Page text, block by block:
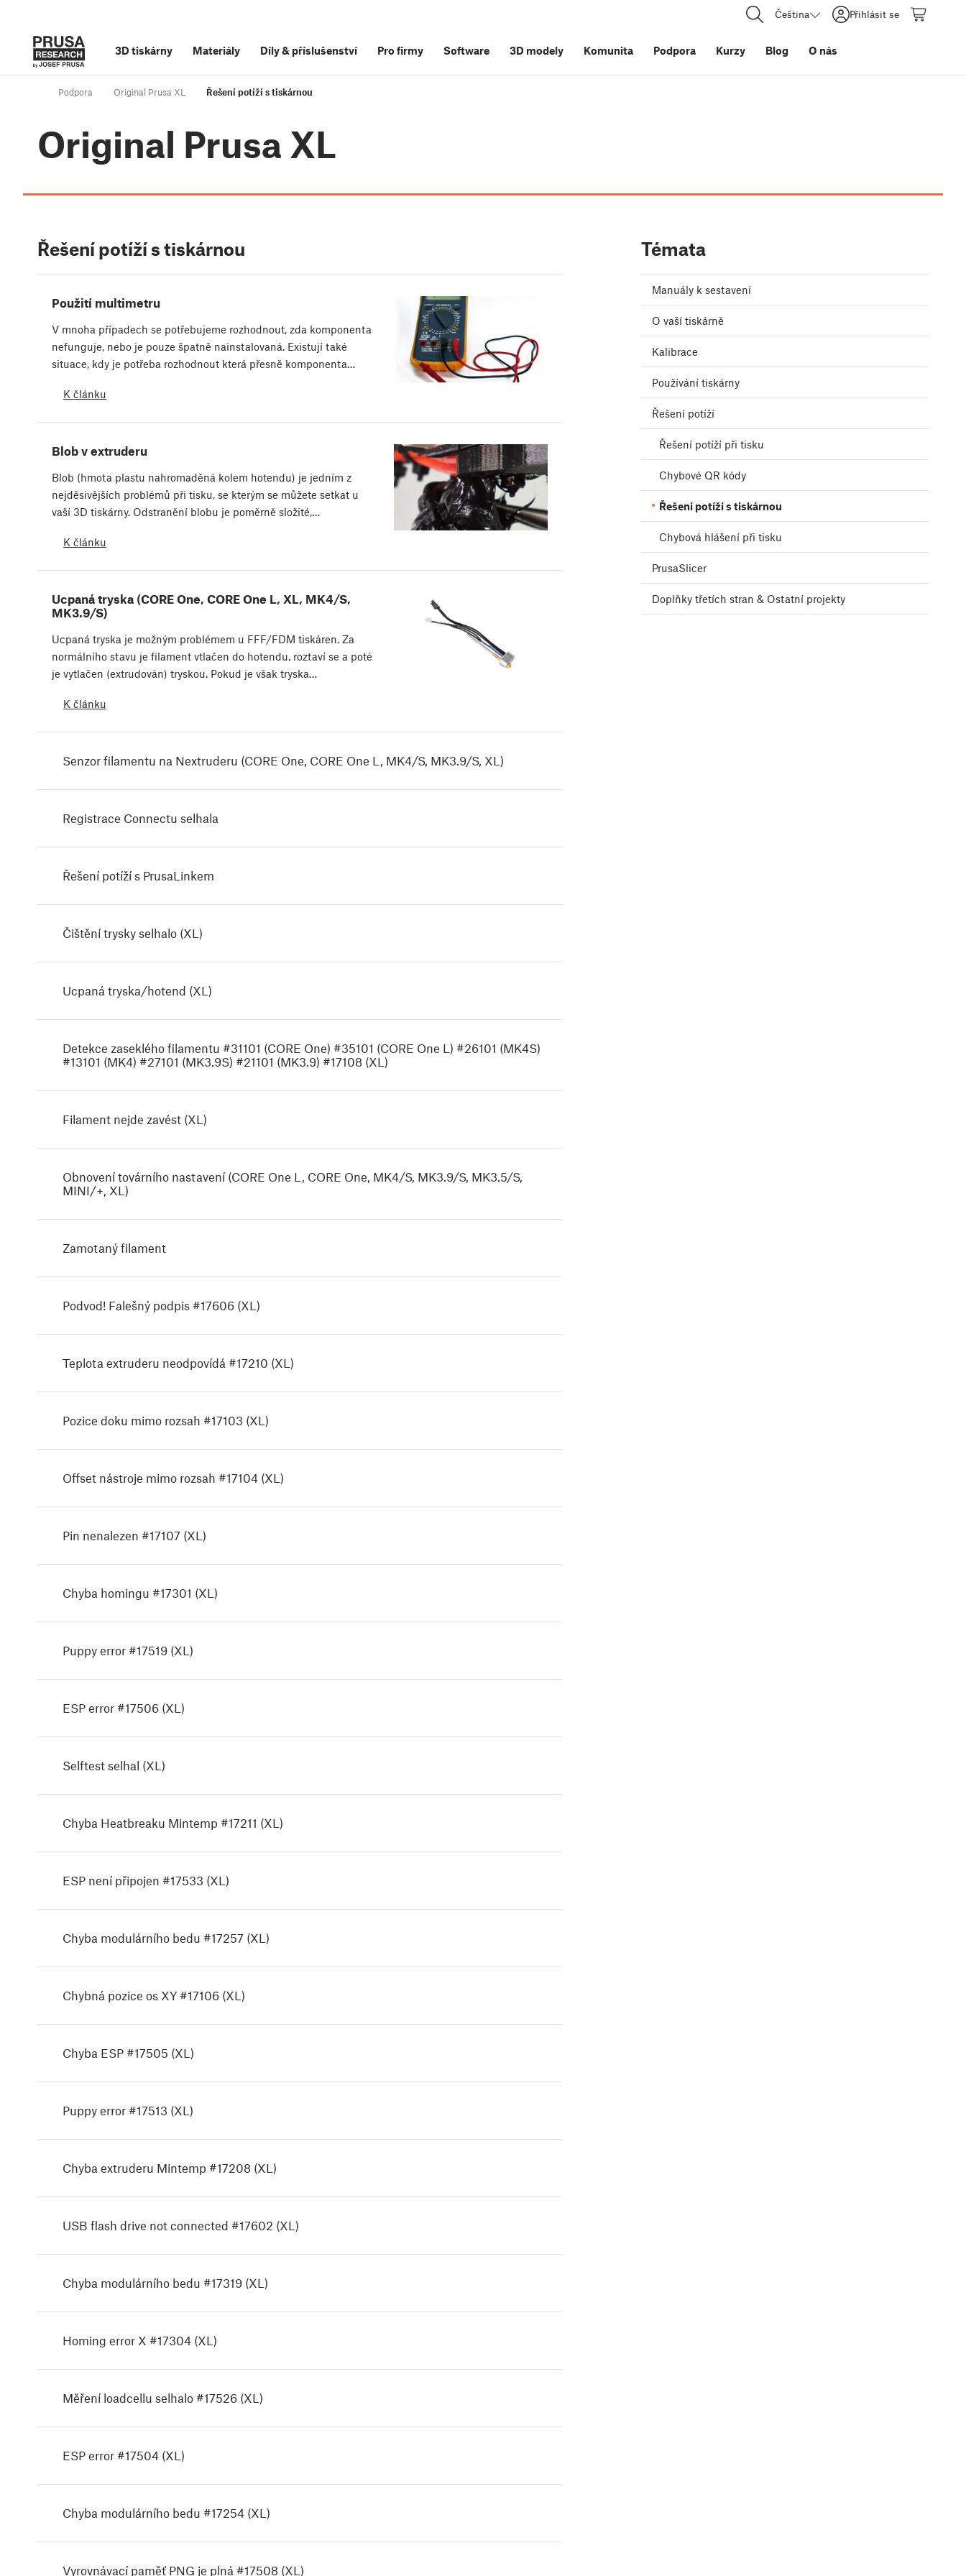
Čeština Přihlásit se
3D tiskárny Materiály Díly& příslušenství Pro firmy Software 3D modely Komunita Podpora Kurzy Blog O nás
Podpora Original Prusa XL Řešení potíží s tiskárnou
Original Prusa XL
Řešení potíží s tiskárnou
Použití multimetru
V mnoha případech se potřebujeme rozhodnout, zda komponenta
nefunguje, nebo je pouze špatně nainstalovaná. Existují také
situace, kdy je potřeba rozhodnout která přesně komponenta…
K článku
Blob v extruderu
Blob (hmota plastu nahromaděná kolem hotendu) je jedním z
nejděsivějších problémů při tisku, se kterým se můžete setkat u
vaší 3D tiskárny. Odstranění blobu je poměrně složité,…
K článku
Ucpaná tryska (CORE One, CORE One L, XL, MK4/S,
MK3.9/S)
Ucpaná tryska je možným problémem u FFF/FDM tiskáren. Za
normálního stavu je filament vtlačen do hotendu, roztaví se a poté
je vytlačen (extrudován) tryskou. Pokud je však tryska…
K článku
Senzor filamentu na Nextruderu (CORE One, CORE One L, MK4/S, MK3.9/S, XL)
Registrace Connectu selhala
Řešení potíží s PrusaLinkem
Čištění trysky selhalo (XL)
Ucpaná tryska/hotend (XL)
Detekce zaseklého filamentu #31101 (CORE One) #35101 (CORE One L) #26101 (MK4S)
#13101 (MK4) #27101 (MK3.9S) #21101 (MK3.9) #17108 (XL)
Filament nejde zavést (XL)
Obnovení továrního nastavení (CORE One L, CORE One, MK4/S, MK3.9/S, MK3.5/S,
MINI/+, XL)
Zamotaný filament
Podvod! Falešný podpis #17606 (XL)
Teplota extruderu neodpovídá #17210 (XL)
Pozice doku mimo rozsah #17103 (XL)
Offset nástroje mimo rozsah #17104 (XL)
Pin nenalezen #17107 (XL)
Chyba homingu #17301 (XL)
Puppy error #17519 (XL)
ESP error #17506 (XL)
Selftest selhal (XL)
Chyba Heatbreaku Mintemp #17211 (XL)
ESP není připojen #17533 (XL)
Chyba modulárního bedu #17257 (XL)
Chybná pozice os XY #17106 (XL)
Chyba ESP #17505 (XL)
Puppy error #17513 (XL)
Chyba extruderu Mintemp #17208 (XL)
USB flash drive not connected #17602 (XL)
Chyba modulárního bedu #17319 (XL)
Homing error X #17304 (XL)
Měření loadcellu selhalo #17526 (XL)
ESP error #17504 (XL)
Chyba modulárního bedu #17254 (XL)
Vyrovnávací paměť PNG je plná #17508 (XL)
Témata
Manuály k sestavení
O vaší tiskárně
Kalibrace
Používání tiskárny
Řešení potíží
Řešení potíží při tisku
Chybové QR kódy
Řešení potíží s tiskárnou
Chybová hlášení při tisku
PrusaSlicer
Doplňky třetích stran & Ostatní projekty